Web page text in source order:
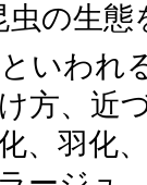
の生態
いわれ
方、近
、羽化